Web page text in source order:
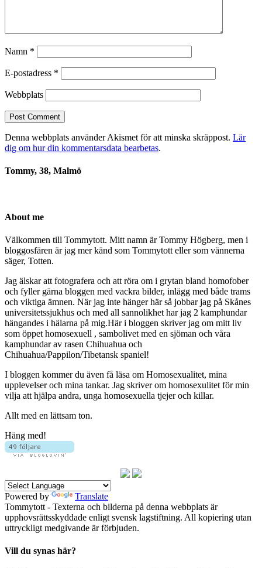
Namn *
E-postadress *
Webbplats
Denna webbplats använder Akismet för att minska skräppost. Lär
dig om hur din kommentarsdata bearbetas.
Tommy, 38, Malmö
About me
Välkommen till Tommytott. Mitt namn är Tommy Högberg, men i
bloggosfären är jag mer känd som Tommytott eller som vännerna
säger, Totten.
Jag älskar att fotografera och att röra om i grytan bland homofober
och fyller gärna bloggen med vackra bilder, inlägg med både trams
och viktiga ämnen. När jag inte hänger här så jobbar jag på Skånes
universitetssjukhus och med all sannolikhet har jag 2 kamphundar
hängandes i hälarna på mig.Här i bloggen skriver jag om mitt liv
som öppet homosexuell , sambolivet med en sjöman och våra
kamphundar av rasen Chihuahua och
Chihuahua/Pappilon/Tibetansk spaniel!
I bloggen kommer du även få läsa om Homosexualitet, mina
upplevelser och mina tankar. Jag skriver om homosexulitet för min
vilja att hjälpa andra, unga homosexuella tjejer och killar.
Allt med en lättsam ton.
Häng med!
Powered by
Translate
Tommytott - Texterna och bilderna på denna webbplats är
upphovsrättsskyddade enligt svensk lagstiftning. All kopiering utan
uttryckligt medgivande är förbjuden.
Vill du synas här?